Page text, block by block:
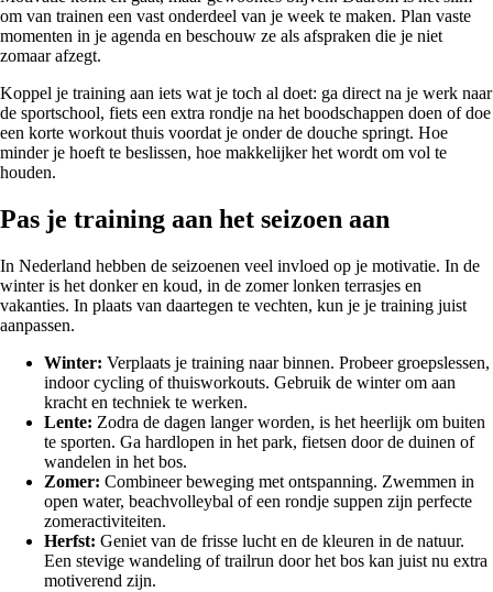
om van trainen een vast onderdeel van je week te maken. Plan vaste
momenten in je agenda en beschouw ze als afspraken die je niet
zomaar afzegt.
Koppel je training aan iets wat je toch al doet: ga direct na je werk naar
de sportschool, fiets een extra rondje na het boodschappen doen of doe
een korte workout thuis voordat je onder de douche springt. Hoe
minder je hoeft te beslissen, hoe makkelijker het wordt om vol te
houden.
Pas je training aan het seizoen aan
In Nederland hebben de seizoenen veel invloed op je motivatie. In de
winter is het donker en koud, in de zomer lonken terrasjes en
vakanties. In plaats van daartegen te vechten, kun je je training juist
aanpassen.
Winter: Verplaats je training naar binnen. Probeer groepslessen,
indoor cycling of thuisworkouts. Gebruik de winter om aan
kracht en techniek te werken.
Lente: Zodra de dagen langer worden, is het heerlijk om buiten
te sporten. Ga hardlopen in het park, fietsen door de duinen of
wandelen in het bos.
Zomer: Combineer beweging met ontspanning. Zwemmen in
open water, beachvolleybal of een rondje suppen zijn perfecte
zomeractiviteiten.
Herfst: Geniet van de frisse lucht en de kleuren in de natuur.
Een stevige wandeling of trailrun door het bos kan juist nu extra
motiverend zijn.